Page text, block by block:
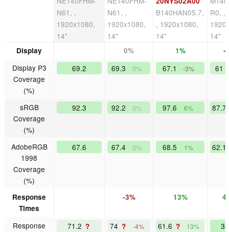
N61, ,
1920x1080,
14"
N61, ,
1920x1080,
14"
B140HAN05.7,
, 1920x1080,
14"
R0, ,
14"
Display 0% 1% -
Display P3
Coverage
(%)
69.2 69.3 0% 67.1 -3% 61
sRGB
Coverage
(%)
92.3 92.2 0% 97.6 6% 87.7
AdobeRGB
1998
Coverage
(%)
67.6 67.4 0% 68.5 1% 62.1
Response
Times
-3% 13%
Response
71.2 ? 74 ? -4% 61.6 ? 13%